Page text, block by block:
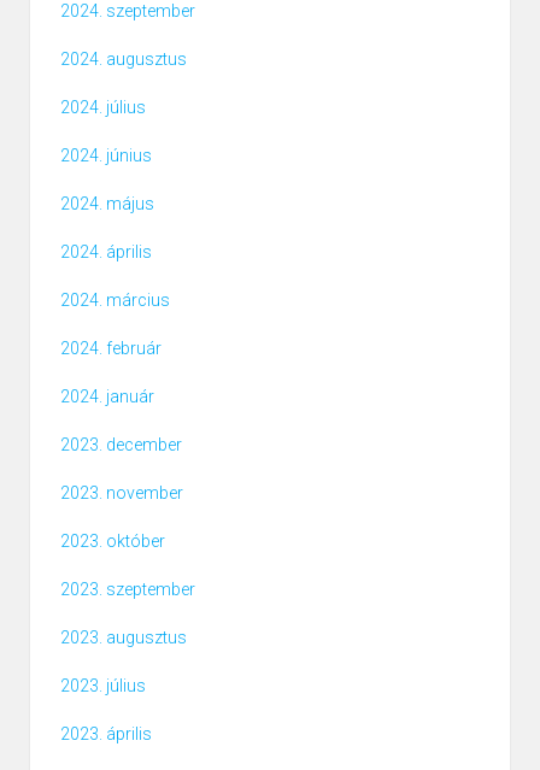
2024. szeptember
2024. augusztus
2024. július
2024. június
2024. május
2024. április
2024. március
2024. február
2024. január
2023. december
2023. november
2023. október
2023. szeptember
2023. augusztus
2023. július
2023. április